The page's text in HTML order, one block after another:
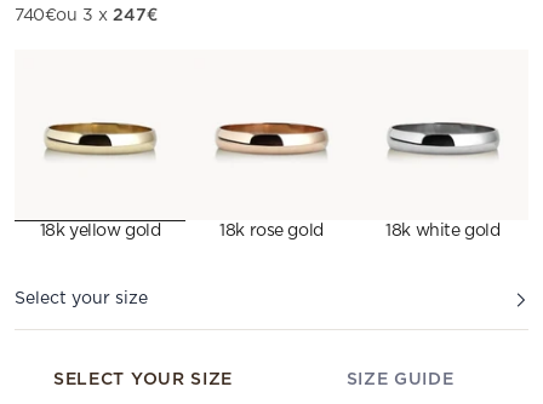
Sale price
740€ou 3 x247€
18k yellow gold 18k rose gold 18k white gold
Select your size
SELECT YOUR SIZE SIZE GUIDE